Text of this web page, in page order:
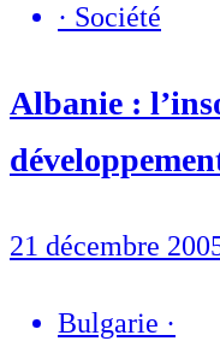
· Société
Albanie :
21 décembre
Bulgarie ·